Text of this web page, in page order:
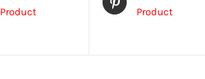
Product
Product